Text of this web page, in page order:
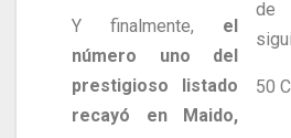
Y finalmente, el
número uno del
prestigioso listado
recayó en Maido,
de
50